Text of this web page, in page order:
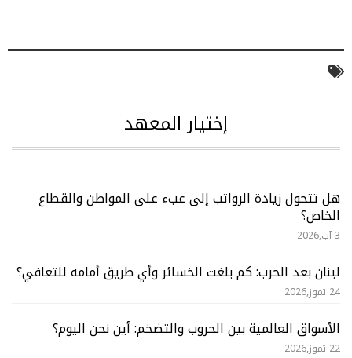
إختيار المعهد
هل تتحول زيادة الرواتب إلى عبء على المواطن والقطاع
الخاص؟
3 آب,2026
لبنان بعد الحرب: كم بلغت الخسائر وأي طريق أمامه للتعافي؟
24 تموز,2026
الأسواق العالمية بين الحروب والتضخم: أين نحن اليوم؟
22 تموز,2026